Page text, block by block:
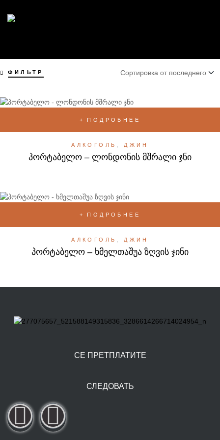
ФИЛЬТР
ПОДРОБНЕЕ
АЛКОГОЛЬ ДЖИН
პორტაბელო – ლონდონის მშრალი ჯნი
ПОДРОБНЕЕ
АЛКОГОЛЬ ДЖИН
პორტაბელო – ხმელთაშუა ზღვის ჯინი
СЕ ПРЕТПЛАТИТЕ
СЛЕДОВАТЬ